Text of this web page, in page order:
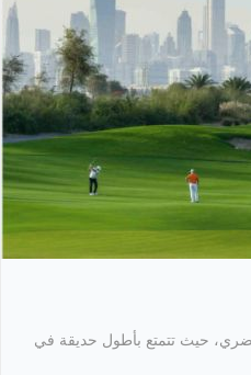
حيث تتمتع بأطول حديقة في